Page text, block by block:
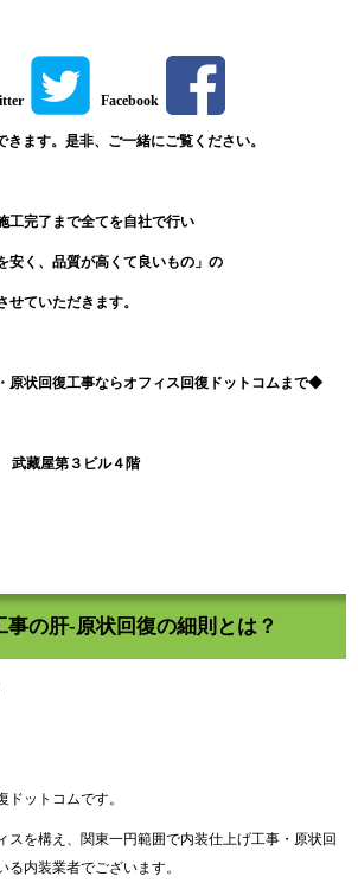
Facebook
ます。是非、ご一緒にご覧ください。
工完了まで全てを自社で行い
安く、品質が高くて良いもの」の
ていただきます。
原状回復工事ならオフィス回復ドットコムまで◆
武藏屋第３ビル４階
事の肝-原状回復の細則とは？
ドットコムです。
スを構え、関東一円範囲で内装仕上げ工事・原状回
内装業者でございます。